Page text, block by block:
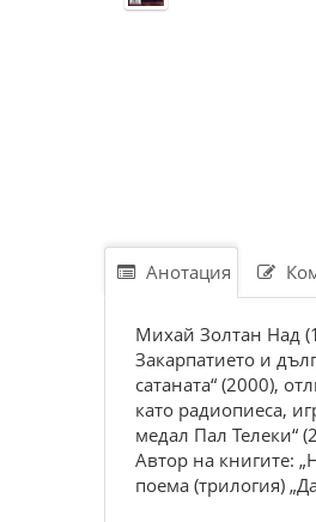
Анотация
Михай Золтан Над
Закарпатието и
сатаната“ (2000),
като радиопиеса,
медал Пал Телеки“
Автор на книгите:
поема (трилогия)